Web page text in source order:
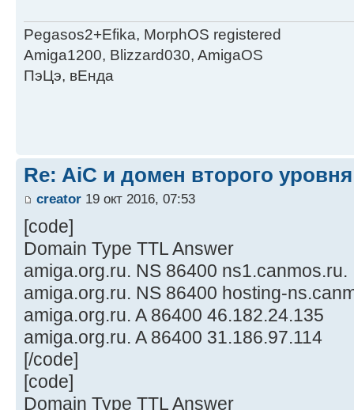
Pegasos2+Efika, MorphOS registered
Amiga1200, Blizzard030, AmigaOS
ПэЦэ, вЕнда
Re: AiC и домен второго уровня
creator 19 окт 2016, 07:53
[code]
Domain Type TTL Answer
amiga.org.ru. NS 86400 ns1.canmos.ru.
amiga.org.ru. NS 86400 hosting-
amiga.org.ru. A 86400 46.182.24.135
amiga.org.ru. A 86400 31.186.97.114
[/code]
[code]
Domain Type TTL Answer